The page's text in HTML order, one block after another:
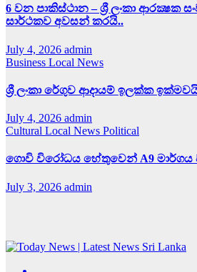
6 වන පාකිස්ථාන – ශ්‍රී ලංකා ආරක්‍ෂක
සාර්ථකව අවසන් කරයි..
July 4, 2026 admin
Business Local News
ශ්‍රී ලංකා රේගුව ආදායම් ඉලක්ක
July 4, 2026 admin
Cultural Local News Political
ගොවි විරෝධය හේතුවෙන් A9 මාර්ගය
July 3, 2026 admin